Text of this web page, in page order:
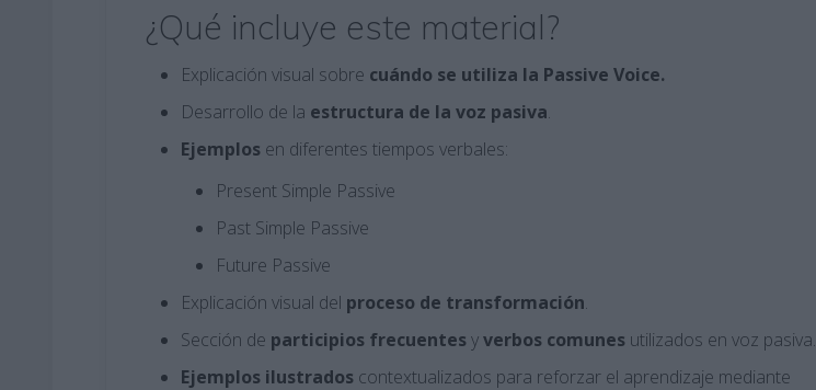
¿Qué incluye este material?
Explicación visual sobre cuándo se utiliza la Passive Voice.
Desarrollo de la estructura de la voz pasiva.
Ejemplos en diferentes tiempos verbales:
Present Simple Passive
Past Simple Passive
Future Passive
Explicación visual del proceso de transformación.
Sección de participios frecuentesyverbos comunes utilizados en voz pasiva.
Ejemplos ilustrados contextualizados para reforzar el aprendizaje mediante